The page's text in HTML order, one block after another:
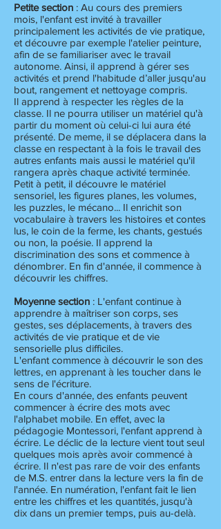
Petite section : Au cours des premiers
mois, l'enfant est invité à travailler
principalement les activités de vie pratique,
et découvre par exemple l'atelier peinture,
afin de se familiariser avec le travail
autonome. Ainsi, il apprend à gérer ses
activités et prend l'habitude d’aller jusqu'au
bout, rangement et nettoyage compris.
Il apprend à respecter les règles de la
classe. Il ne pourra utiliser un matériel qu'à
partir du moment où celui-ci lui aura été
présenté. De meme, il se déplacera dans la
classe en respectant à la fois le travail des
autres enfants mais aussi le matériel qu'il
rangera après chaque activité terminée.
Petit à petit, il découvre le matériel
sensoriel, les figures planes, les volumes,
les puzzles, le mécano... Il enrichit son
vocabulaire à travers les histoires et contes
lus, le coin de la ferme, les chants, gestués
ou non, la poésie. Il apprend la
discrimination des sons et commence à
dénombrer. En fin d'année, il commence à
découvrir les chiffres.
Moyenne section : L'enfant continue à
apprendre à maîtriser son corps, ses
gestes, ses déplacements, à travers des
activités de vie pratique et de vie
sensorielle plus difficiles.
L'enfant commence à découvrir le son des
lettres, en apprenant à les toucher dans le
sens de l'écriture.
En cours d'année, des enfants peuvent
commencer à écrire des mots avec
l'alphabet mobile. En effet, avec la
pédagogie Montessori, l'enfant apprend à
écrire. Le déclic de la lecture vient tout seul
quelques mois après avoir commencé à
écrire. Il n'est pas rare de voir des enfants
de M.S. entrer dans la lecture vers la fin de
l'année. En numération, l'enfant fait le lien
entre les chiffres et les quantités, jusqu'à
dix dans un premier temps, puis au-delà.